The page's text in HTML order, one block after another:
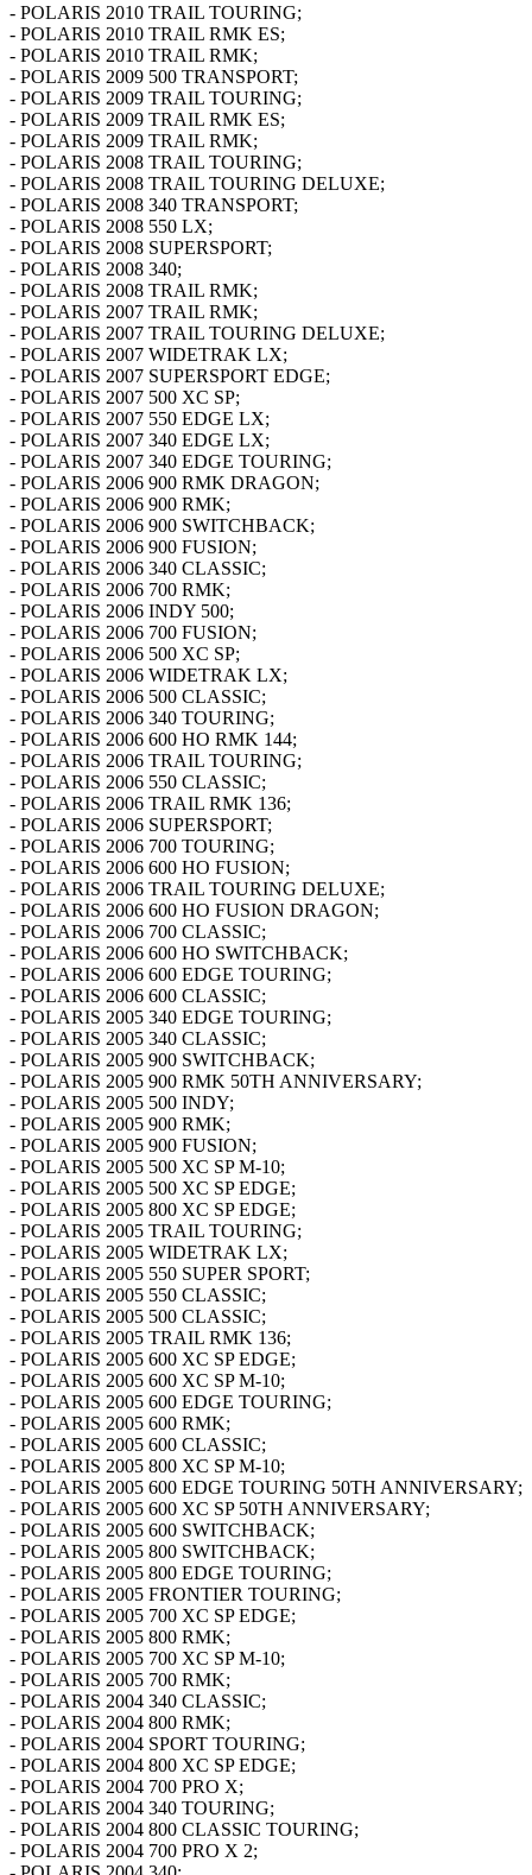
- POLARIS 2010 TRAIL TOURING;
- POLARIS 2010 TRAIL RMK ES;
- POLARIS 2010 TRAIL RMK;
- POLARIS 2009 500 TRANSPORT;
- POLARIS 2009 TRAIL TOURING;
- POLARIS 2009 TRAIL RMK ES;
- POLARIS 2009 TRAIL RMK;
- POLARIS 2008 TRAIL TOURING;
- POLARIS 2008 TRAIL TOURING DELUXE;
- POLARIS 2008 340 TRANSPORT;
- POLARIS 2008 550 LX;
- POLARIS 2008 SUPERSPORT;
- POLARIS 2008 340;
- POLARIS 2008 TRAIL RMK;
- POLARIS 2007 TRAIL RMK;
- POLARIS 2007 TRAIL TOURING DELUXE;
- POLARIS 2007 WIDETRAK LX;
- POLARIS 2007 SUPERSPORT EDGE;
- POLARIS 2007 500 XC SP;
- POLARIS 2007 550 EDGE LX;
- POLARIS 2007 340 EDGE LX;
- POLARIS 2007 340 EDGE TOURING;
- POLARIS 2006 900 RMK DRAGON;
- POLARIS 2006 900 RMK;
- POLARIS 2006 900 SWITCHBACK;
- POLARIS 2006 900 FUSION;
- POLARIS 2006 340 CLASSIC;
- POLARIS 2006 700 RMK;
- POLARIS 2006 INDY 500;
- POLARIS 2006 700 FUSION;
- POLARIS 2006 500 XC SP;
- POLARIS 2006 WIDETRAK LX;
- POLARIS 2006 500 CLASSIC;
- POLARIS 2006 340 TOURING;
- POLARIS 2006 600 HO RMK 144;
- POLARIS 2006 TRAIL TOURING;
- POLARIS 2006 550 CLASSIC;
- POLARIS 2006 TRAIL RMK 136;
- POLARIS 2006 SUPERSPORT;
- POLARIS 2006 700 TOURING;
- POLARIS 2006 600 HO FUSION;
- POLARIS 2006 TRAIL TOURING DELUXE;
- POLARIS 2006 600 HO FUSION DRAGON;
- POLARIS 2006 700 CLASSIC;
- POLARIS 2006 600 HO SWITCHBACK;
- POLARIS 2006 600 EDGE TOURING;
- POLARIS 2006 600 CLASSIC;
- POLARIS 2005 340 EDGE TOURING;
- POLARIS 2005 340 CLASSIC;
- POLARIS 2005 900 SWITCHBACK;
- POLARIS 2005 900 RMK 50TH ANNIVERSARY;
- POLARIS 2005 500 INDY;
- POLARIS 2005 900 RMK;
- POLARIS 2005 900 FUSION;
- POLARIS 2005 500 XC SP M-10;
- POLARIS 2005 500 XC SP EDGE;
- POLARIS 2005 800 XC SP EDGE;
- POLARIS 2005 TRAIL TOURING;
- POLARIS 2005 WIDETRAK LX;
- POLARIS 2005 550 SUPER SPORT;
- POLARIS 2005 550 CLASSIC;
- POLARIS 2005 500 CLASSIC;
- POLARIS 2005 TRAIL RMK 136;
- POLARIS 2005 600 XC SP EDGE;
- POLARIS 2005 600 XC SP M-10;
- POLARIS 2005 600 EDGE TOURING;
- POLARIS 2005 600 RMK;
- POLARIS 2005 600 CLASSIC;
- POLARIS 2005 800 XC SP M-10;
- POLARIS 2005 600 EDGE TOURING 50TH ANNIVERSARY;
- POLARIS 2005 600 XC SP 50TH ANNIVERSARY;
- POLARIS 2005 600 SWITCHBACK;
- POLARIS 2005 800 SWITCHBACK;
- POLARIS 2005 800 EDGE TOURING;
- POLARIS 2005 FRONTIER TOURING;
- POLARIS 2005 700 XC SP EDGE;
- POLARIS 2005 800 RMK;
- POLARIS 2005 700 XC SP M-10;
- POLARIS 2005 700 RMK;
- POLARIS 2004 340 CLASSIC;
- POLARIS 2004 800 RMK;
- POLARIS 2004 SPORT TOURING;
- POLARIS 2004 800 XC SP EDGE;
- POLARIS 2004 700 PRO X;
- POLARIS 2004 340 TOURING;
- POLARIS 2004 800 CLASSIC TOURING;
- POLARIS 2004 700 PRO X 2;